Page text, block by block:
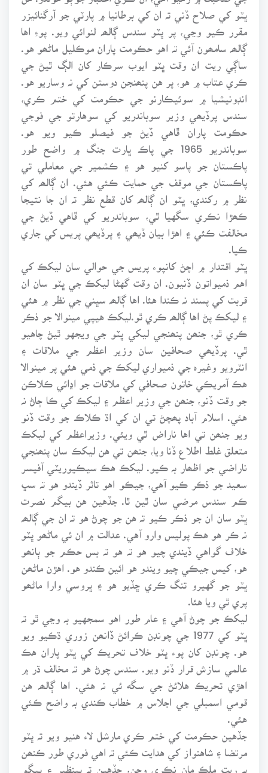
ڀٽو کي صلاح ڏني تہ ان کي برطانيا ۾ پارٽي جو آرگنائيزر
مقرر ڪيو وڃي، پر ڀٽو سندس ڳالھہ لنوائي ويو. پوءِ اها
ڳالھہ سامھون آئي تہ اهو حڪومت پاران موڪليل ماڻھو هو.
ساڳي ريت ان وقت ڀٽو ايوب سرڪار کان الڳ ٿيڻ جي
ڪري عتاب ۾ هو، پر هن پنھنجن دوستن کي نہ وساريو هو.
انڊونيشيا ۾ سوئيڪارنو جي حڪومت کي ختم ڪري،
سندس پرڏيھي وزير سوباندريو کي سوهارتو جي فوجي
حڪومت پاران ڦاهي ڏيڻ جو فيصلو ڪيو ويو هو.
سوباندريو 1965 جي پاڪ ڀارت جنگ ۾ واضح طور
پاڪستان جو پاسو کنيو هو ۽ ڪشمير جي معاملي تي
پاڪستان جي موقف جي حمايت ڪئي هئي. ان ڳالھہ کي
نظر ۾ رکندي، ڀٽو ان ڳالھہ کان قطع نظر تہ ان جا نتيجا
ڪھڙا نڪري سگهيا ٿي، سوباندريو کي ڦاهي ڏيڻ جي
مخالفت ڪئي ۽ اهڙا بيان ڏيھي ۽ پرڏيھي پريس کي جاري
ڪيا.
ڀٽو اقتدار ۾ اچڻ کانپوء پريس جي حوالي سان ليکڪ کي
اهم ذميواتون ڏنيون. ان وقت گهڻا ليکڪ جي ڀٽو سان ان
قربت کي پسند نہ ڪندا هئا. اها ڳالھہ سڀني جي نظر ۾ هئي
۽ ليکڪ پڻ اها ڳالھہ ڪري ٿو.ليکڪ هيپي مينوالا جو ذڪر
ڪري ٿو، جنھن پنھنجي ليکي ڀٽو جي ويجهو ٿيڻ چاهيو
ٿي. پرڏيھي صحافين سان وزير اعظم جي ملاقات ۽
انٽرويو وغيرہ جي ذميواري ليکڪ جي ذمي هئي پر مينوالا
هڪ آمريڪي خاتون صحافي کي ملاقات جو اڍائي ڪلاڪن
جو وقت ڏنو، جنھن جي وزير اعظم ۽ ليکڪ کي ڪا ڄاڻ نہ
هئي. اسلام آباد پھچڻ تي ان کي اڌ ڪلاڪ جو وقت ڏنو
ويو جنھن تي اها ناراض ٿي ويئي. وزيراعظم کي ليکڪ
متعلق غلط اطلاع ڏنا ويا، جنھن تي هن ليکڪ سان پنھنجي
ناراضي جو اظھار بہ ڪيو. ليکڪ هڪ سيڪيوريٽي آفيسر
سعيد جو ذڪر ڪيو آهي، جيڪو اهو تاثر ڏيندو هو تہ سڀ
ڪم سندس مرضي سان ٿين ٿا. جڏهين هن بيگم نصرت
ڀٽو سان ان جو ذڪر ڪيو تہ هن جو چوڻ هو تہ ان جي ڳالھہ
نہ ڪر هو هڪ پوليس وارو آهي. عدالت ۾ ان ئي ماڻھو ڀٽو
خلاف گواهي ڏيندي چيو هو تہ هو تہ بس حڪم جو ٻانھو
هو، کيس جيڪي چيو ويندو هو ائين ڪندو هو. اهڙن ماڻھن
ڀٽو جو گهيرو تنگ ڪري ڇڏيو هو ۽ ڀروسي وارا ماڻھو
پري ٿي ويا هئا.
ليکڪ جو چوڻ آهي ۽ عام طور اهو سمجهيو بہ وڃي ٿو تہ
ڀٽو کي 1977 جي چونڊن ڪرائڻ ڏانھن زوري ڌڪيو ويو
هو. چونڊن کان پوء ڀٽو خلاف تحريڪ کي ڀٽو پاران هڪ
عالمي سازش قرار ڏنو ويو. سندس چوڻ هو تہ مخالف ڌر ۾
اهڙي تحريڪ هلائڻ جي سگه ئي نہ هئي. اها ڳالھہ هن
قومي اسمبلي جي اجلاس ۾ خطاب ڪندي بہ واضح ڪئي
جڏهين حڪومت کي ختم ڪري مارشل لاء هنيو ويو تہ ڀٽو
مرتضا ۽ شاهنواز کي هدايت ڪئي تہ اهي فوري طور ڪنھن
بہ ريت ملڪ مان نڪري وڃن، جڏهين تہ بينظير ۽ بيگم